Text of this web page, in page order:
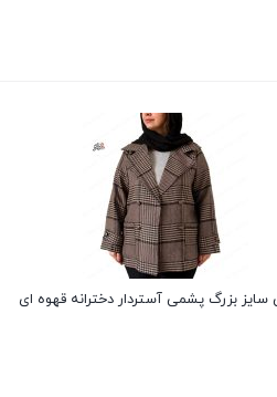
سایز بزرگ پشمی آستردار دخترانه قهوه ای